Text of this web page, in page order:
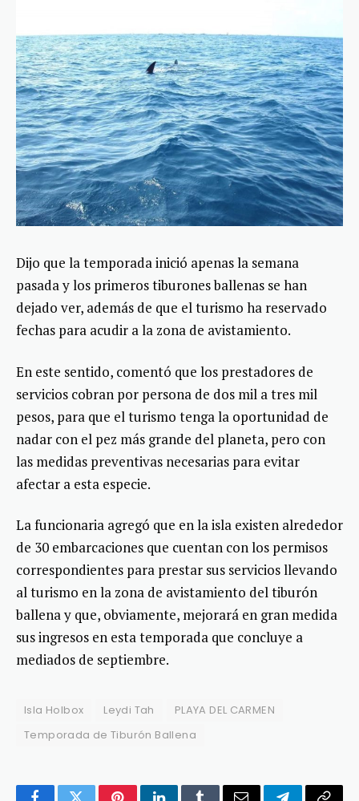
Dijo que la temporada inició apenas la semana
pasada y los primeros tiburones ballenas se han
dejado ver, además de que el turismo ha reservado
fechas para acudir a la zona de avistamiento.
En este sentido, comentó que los prestadores de
servicios cobran por persona de dos mil a tres mil
pesos, para que el turismo tenga la oportunidad de
nadar con el pez más grande del planeta, pero con
las medidas preventivas necesarias para evitar
afectar a esta especie.
La funcionaria agregó que en la isla existen alrededor
de 30 embarcaciones que cuentan con los permisos
correspondientes para prestar sus servicios llevando
al turismo en la zona de avistamiento del tiburón
ballena y que, obviamente, mejorará en gran medida
sus ingresos en esta temporada que concluye a
mediados de septiembre.
Isla Holbox Leydi Tah
PLAYA DEL CARMEN
Temporada de Tiburón Ballena